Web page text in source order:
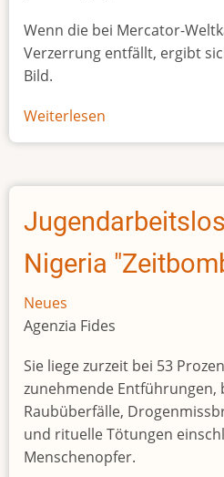
Wenn die bei Mercator-
Verzerrung entfällt, ergibt
Bild.
Weiterlesen
Afrikas
Größe
Nigeria
Neues
Agenzia Fides
Sie liege zurzeit bei 53
zunehmende Entführungen,
Raubüberfälle,
und rituelle Tötungen
Menschenopfer.